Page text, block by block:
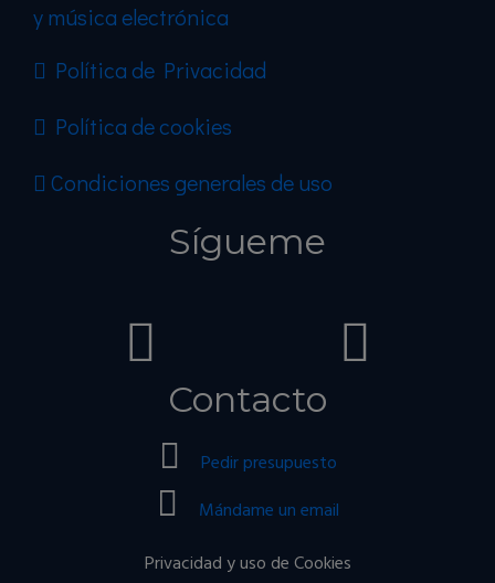
y música electrónica
Política de Privacidad
Política de cookies
Condiciones generales de uso
Sígueme
Contacto
Pedir presupuesto
Mándame un email
Privacidad y uso de Cookies